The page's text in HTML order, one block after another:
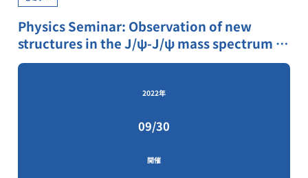
Physics Seminar: Observation of new
structures in the J/ψ-J/ψ mass spectrum in
pp collisions at √s= 13 TeV
2022年
09/30
開催